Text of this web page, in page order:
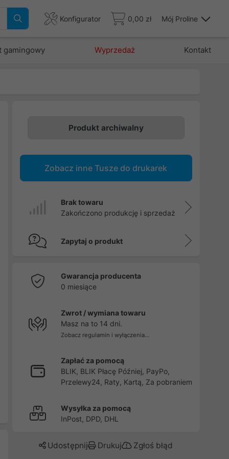
Konfigurator 0,00 zł Mój Proline
gamingowy Wyprzedaż Kontakt
Produkt archiwalny
Zobacz inne Tusze do drukarek
Brak towaru
Zakończono produkcję i sprzedaż
Zapytaj o produkt
Gwarancja producenta
0 miesiące
Zwrot / wymiana towaru
Masz na to 14 dni.
Zobacz regulamin i wyłączenia...
Zapłać za pomocą
BLIK, BLIK Płacę Później, PayPo,
Przelewy24, Raty, Kartą, Za pobraniem
Wysyłka za pomocą
InPost, DPD, DHL
Udostępnij Drukuj Zgłoś błąd